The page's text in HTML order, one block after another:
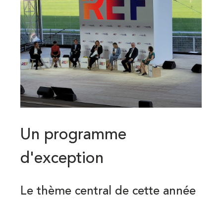
Un programme
d'exception
Le thème central de cette année